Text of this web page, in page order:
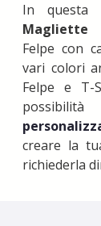
In questa
Magliette
Felpe con
vari colori
Felpe e T-
creare la
richiederla